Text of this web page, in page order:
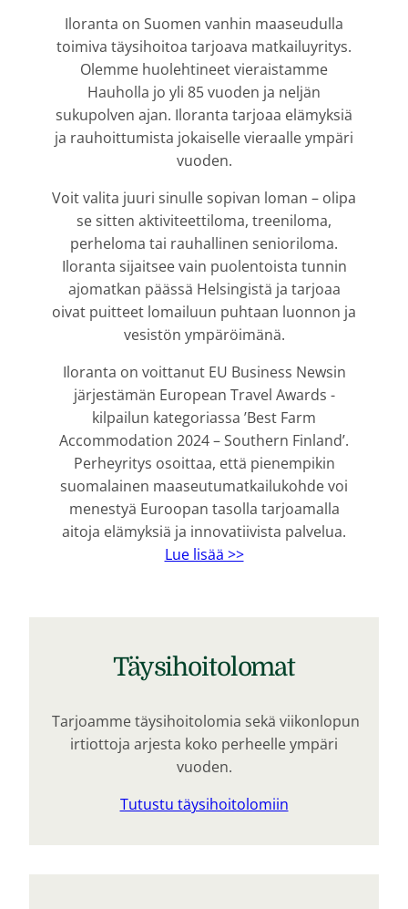
Iloranta on Suomen vanhin maaseudulla
toimiva täysihoitoa tarjoava matkailuyritys.
Olemme huolehtineet vieraistamme
Hauholla jo yli 85 vuoden ja neljän
sukupolven ajan. Iloranta tarjoaa elämyksiä
ja rauhoittumista jokaiselle vieraalle ympäri
vuoden.
Voit valita juuri sinulle sopivan loman – olipa
se sitten aktiviteettiloma, treeniloma,
perheloma tai rauhallinen senioriloma.
Iloranta sijaitsee vain puolentoista tunnin
ajomatkan päässä Helsingistä ja tarjoaa
oivat puitteet lomailuun puhtaan luonnon ja
vesistön ympäröimänä.
Iloranta on voittanut EU Business Newsin
järjestämän European Travel Awards -
kilpailun kategoriassa ’Best Farm
Accommodation 2024 – Southern Finland’.
Perheyritys osoittaa, että pienempikin
suomalainen maaseutumatkailukohde voi
menestyä Euroopan tasolla tarjoamalla
aitoja elämyksiä ja innovatiivista palvelua.
Lue lisää >>
Täysihoitolomat
Tarjoamme täysihoitolomia sekä viikonlopun
irtiottoja arjesta koko perheelle ympäri
vuoden.
Tutustu täysihoitolomiin